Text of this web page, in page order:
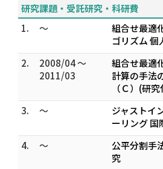
研究課題・受託研究・科研費
1.
～
組合せ最適
ゴリズム 個
2.
2008/04 ～
2011/03
組合せ最適
計算の手法
（Ｃ）(研
3.
～
ジャストイ
ーリング 国
4.
～
公平分割手
究